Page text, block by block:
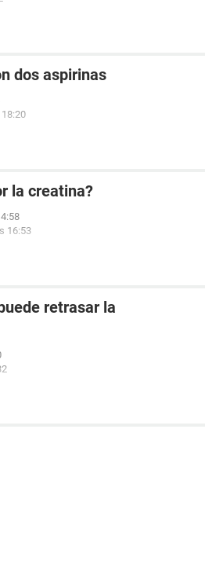
dos aspirinas
la creatina?
16:53
retrasar la